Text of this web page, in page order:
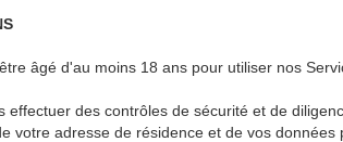
âgé d'au moins 18 ans pour utiliser nos
effectuer des contrôles de sécurité et de
votre adresse de résidence et de vos